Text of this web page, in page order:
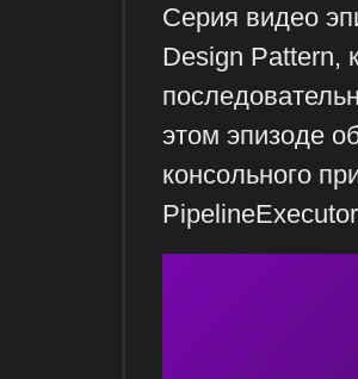
Серия видео
Design Pattern,
этом эпизоде
консольного